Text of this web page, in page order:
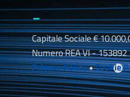
_
Capitale Sociale €
Numero REA VI - 153892
Privacy Policy•Cookie